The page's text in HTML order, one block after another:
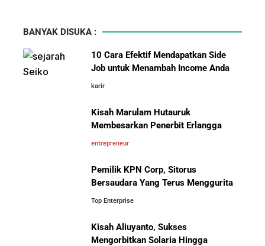
BANYAK DISUKA :
10 Cara Efektif Mendapatkan Side
Job untuk Menambah Income Anda
karir
Kisah Marulam Hutauruk
Membesarkan Penerbit Erlangga
entrepreneur
Pemilik KPN Corp, Sitorus
Bersaudara Yang Terus Menggurita
Top Enterprise
Kisah Aliuyanto, Sukses
Mengorbitkan Solaria Hingga